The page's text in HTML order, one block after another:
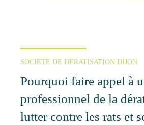
SOCIETE DE DERATISATION DIJON
Pourquoi faire appel à
professionnel de la
lutter contre les rats et